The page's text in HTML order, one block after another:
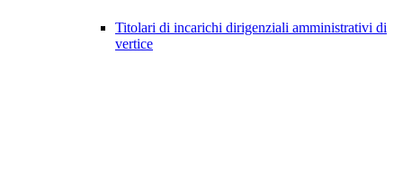
Titolari di incarichi dirigenziali amministrativi di
vertice